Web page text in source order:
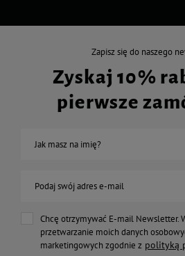
Zapisz się do naszego
Zyskaj 10%
pierwsze
Jak masz na imię?
Podaj swój adres e-mail
Chcę otrzymywać E-mail Newsletter.
przetwarzanie moich danych
marketingowych zgodnie z polityką